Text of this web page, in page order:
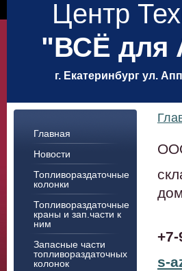
Центр
г. Екатеринбург ул.
"ВСЁ для
Главная
Новости
Топливораздаточные
колонки
Топливораздаточные
краны и зап.части к
ним
Запасные части
топливораздаточных
колонок
+7-
s-